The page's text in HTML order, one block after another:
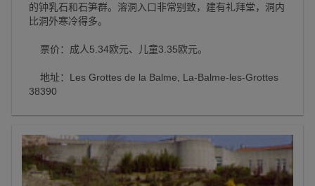
的钟乳石和石笋群。溶洞入口非常别致，建有礼拜堂，洞内
比洞外寒冷得多。
票价：成人5.34欧元、儿童3.35欧元。
地址：Les Grottes de la Balme, La-Balme-les-Grottes
38390